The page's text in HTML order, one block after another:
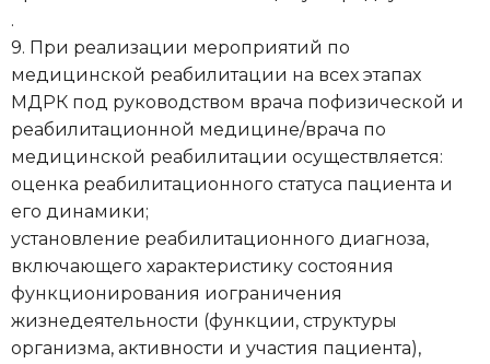
.
9. При реализации мероприятий по
медицинской реабилитации на всех этапах
МДРК под руководством врача пофизической и
реабилитационной медицине/врача по
медицинской реабилитации осуществляется:
оценка реабилитационного статуса пациента и
его динамики;
установление реабилитационного диагноза,
включающего характеристику состояния
функционирования иограничения
жизнедеятельности (функции, структуры
организма, активности и участия пациента),